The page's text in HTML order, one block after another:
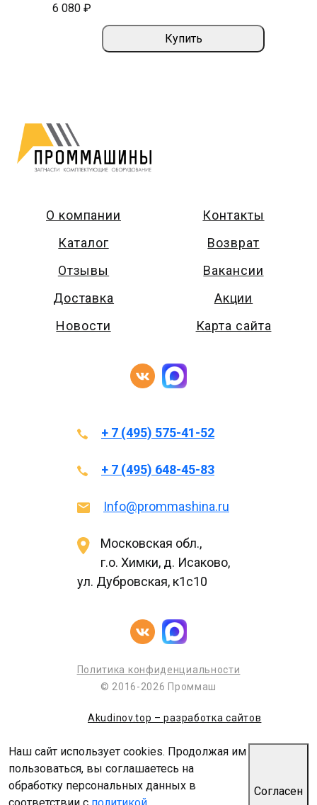
6 080 ₽
Купить
О компании
Каталог
Отзывы
Доставка
Новости
Контакты
Возврат
Вакансии
Акции
Карта сайта
+ 7 (495) 575-41-52
+ 7 (495) 648-45-83
Info@prommashina.ru
Московская обл.,
г.о. Химки, д. Исаково,
ул. Дубровская, к1с10
Политика конфиденциальности
© 2016-2026 Проммаш
Akudinov.top – разработка сайтов
Наш сайт использует cookies. Продолжая им
пользоваться, вы соглашаетесь на
обработку персональных данных в
соответствии с политикой
Согласен